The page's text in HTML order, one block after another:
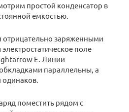
простой конденсатор в
емкостью.
заряженными
поле
Е. Линии
параллельны, а
одинаков.
поместить рядом с